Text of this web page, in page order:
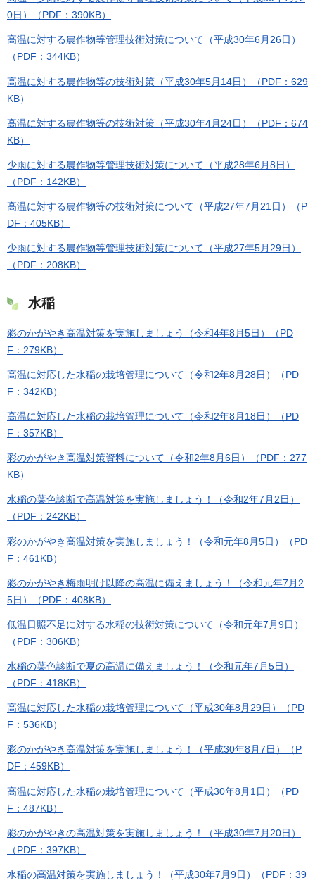
0日）（PDF：390KB）
高温に対する農作物等管理技術対策について（平成30年6月26日）
（PDF：344KB）
高温に対する農作物等の技術対策（平成30年5月14日）（PDF：629
KB）
高温に対する農作物等の技術対策（平成30年4月24日）（PDF：674
KB）
少雨に対する農作物等管理技術対策について（平成28年6月8日）
（PDF：142KB）
高温に対する農作物等の技術対策について（平成27年7月21日）（P
DF：405KB）
少雨に対する農作物等管理技術対策について（平成27年5月29日）
（PDF：208KB）
水稲
彩のかがやき高温対策を実施しましょう（令和4年8月5日）（PD
F：279KB）
高温に対応した水稲の栽培管理について（令和2年8月28日）（PD
F：342KB）
高温に対応した水稲の栽培管理について（令和2年8月18日）（PD
F：357KB）
彩のかがやき高温対策資料について（令和2年8月6日）（PDF：277
KB）
水稲の葉色診断で高温対策を実施しましょう！（令和2年7月2日）
（PDF：242KB）
彩のかがやき高温対策を実施しましょう！（令和元年8月5日）（PD
F：461KB）
彩のかがやき梅雨明け以降の高温に備えましょう！（令和元年7月2
5日）（PDF：408KB）
低温日照不足に対する水稲の技術対策について（令和元年7月9日）
（PDF：306KB）
水稲の葉色診断で夏の高温に備えましょう！（令和元年7月5日）
（PDF：418KB）
高温に対応した水稲の栽培管理について（平成30年8月29日）（PD
F：536KB）
彩のかがやき高温対策を実施しましょう！（平成30年8月7日）（P
DF：459KB）
高温に対応した水稲の栽培管理について（平成30年8月1日）（PD
F：487KB）
彩のかがやきの高温対策を実施しましょう！（平成30年7月20日）
（PDF：397KB）
水稲の高温対策を実施しましょう！（平成30年7月9日）（PDF：39